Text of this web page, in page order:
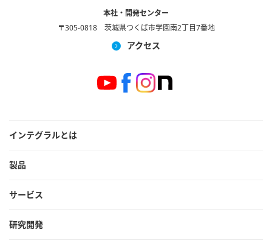
本社・開発センター
〒305-0818 茨城県つくば市学園南2丁目7番地
アクセス
インテグラルとは
製品
サービス
研究開発